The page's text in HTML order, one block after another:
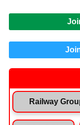
Railway